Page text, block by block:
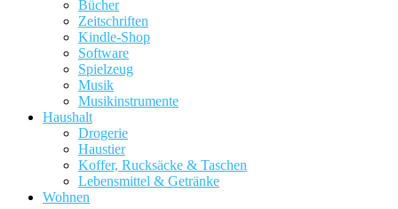
Bücher
Zeitschriften
Kindle-Shop
Software
Spielzeug
Musik
Musikinstrumente
Haushalt
Drogerie
Haustier
Koffer, Rucksäcke & Taschen
Lebensmittel & Getränke
Wohnen